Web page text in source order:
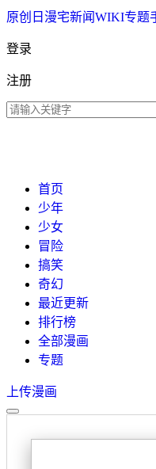
原创 日漫宅新闻WIKI专题
登录
注册
首页
少年
少女
冒险
搞笑
奇幻
最近更新
排行榜
全部漫画
专题
上传漫画